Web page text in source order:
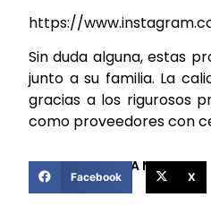
https://
Sin duda alguna, estas
junto a su familia. La
gracias a los rigurosos
como proveedores con
COMPARTIR ESTA NOTICIA
Facebook X